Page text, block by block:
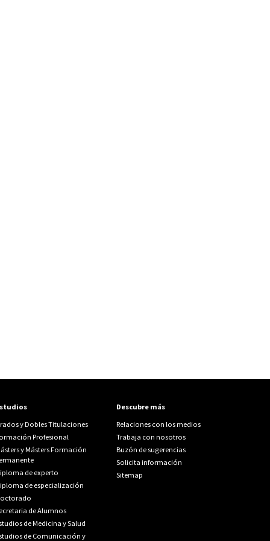
y Dobles Titulaciones
Profesional
y Másters Formación
de experto
de especialización
de Alumnos
de Medicina y Salud
de Comunicación y
Descubre más
Relaciones con los medios
Trabaja con nosotros
Buzón de sugerencias
Solicita información
Sitemap